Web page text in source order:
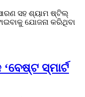
ସହ ଶ୍ୟାମ ଷ୍ଟିଲ୍
ଯୋଜନା କରିଥିବା
ସ୍ମାର୍ଟ